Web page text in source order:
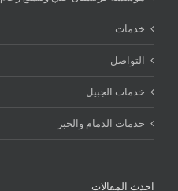
خدمات
التواصل
خدمات الجبيل
خدمات الدمام والخبر
احدث المقالات